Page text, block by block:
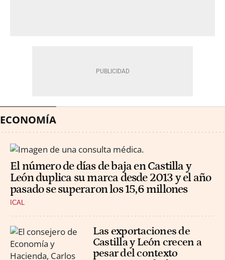
ECONOMÍA
El número de días de baja en Castilla y
León duplica su marca desde 2013 y el año
pasado se superaron los 15,6 millones
ICAL
Las exportaciones de
Castilla y León crecen a
pesar del contexto